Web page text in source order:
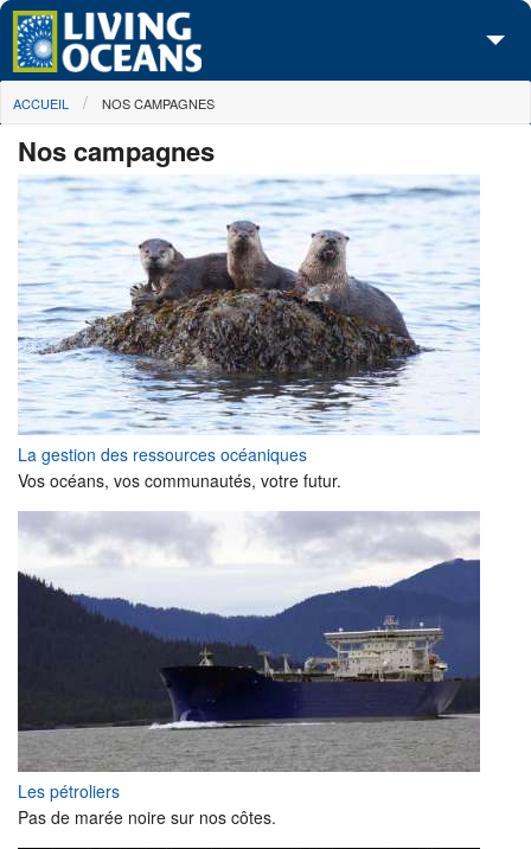
Skip to main content
À propos de nous
Nos campagnes
Centre des Médias
Les Cartes
Passez à l'action
You are here
ACCUEIL NOS CAMPAGNES
Nos campagnes
La gestion des ressources océaniques
Vos océans, vos communautés, votre futur.
Les pétroliers
Pas de marée noire sur nos côtes.